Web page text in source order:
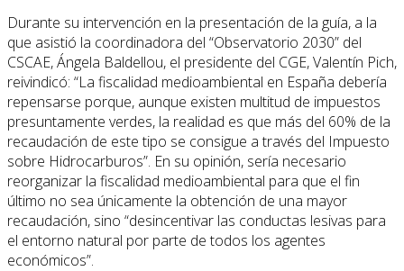
Durante su intervención en la presentación de la guía, a la
que asistió la coordinadora del “Observatorio 2030” del
CSCAE, Ángela Baldellou, el presidente del CGE, Valentín Pich,
reivindicó: “La fiscalidad medioambiental en España debería
repensarse porque, aunque existen multitud de impuestos
presuntamente verdes, la realidad es que más del 60% de la
recaudación de este tipo se consigue a través del Impuesto
sobre Hidrocarburos”. En su opinión, sería necesario
reorganizar la fiscalidad medioambiental para que el fin
último no sea únicamente la obtención de una mayor
recaudación, sino “desincentivar las conductas lesivas para
el entorno natural por parte de todos los agentes
económicos”.